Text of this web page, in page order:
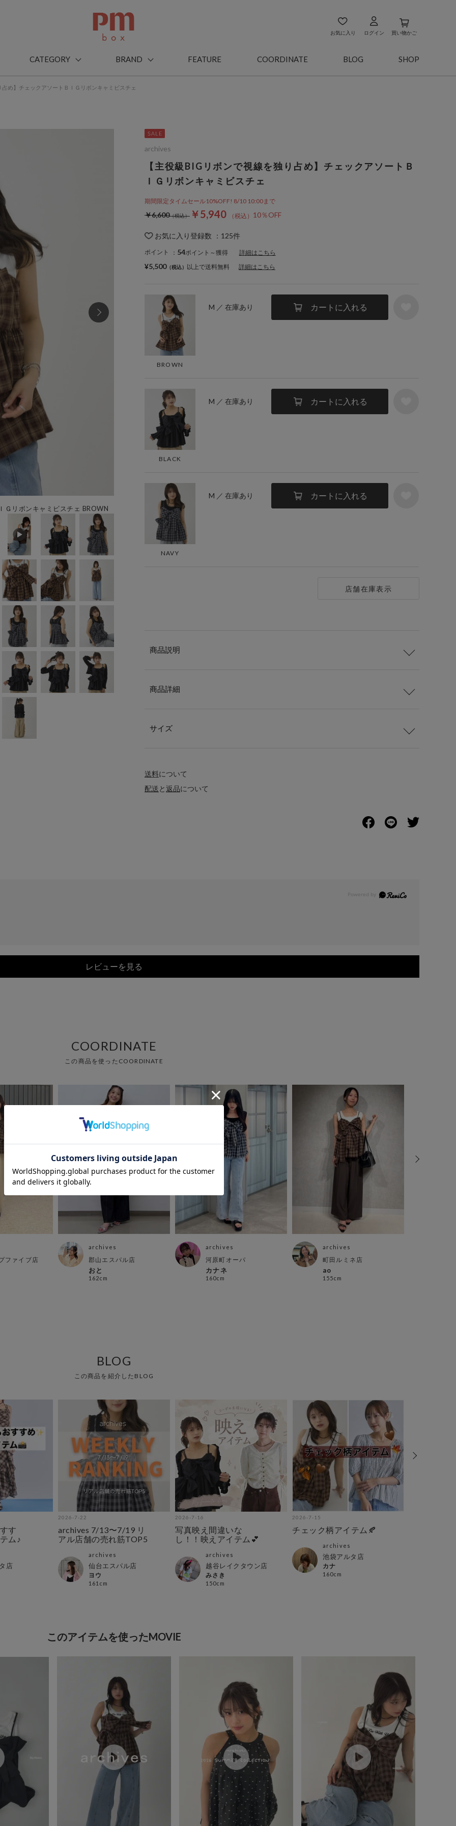
お気に入り ログイン 買い物かご
CATEGORY BRAND FEATURE COORDINATE BLOG SHOP
め】チェックアソートＢＩＧリボンキャミビスチェ
Ｇリボンキャミビスチェ BROWN
【主役級BIGリボンで視線を独り占め】チェックアソートＢ
ＩＧリボンキャミビスチェ
期間限定タイムセール10%OFF! 8/10 10:00まで
￥5,940 10％OFF
￥6,600
お気に入り登録数 ： 125件
ポイント ： 54ポイント～獲得 詳細はこちら
BROWN
M ／ 在庫あり カートに入れる
BLACK
M ／ 在庫あり カートに入れる
NAVY
M ／ 在庫あり カートに入れる
店舗在庫表示
archives
¥5,500 以上で送料無料 詳細はこちら
商品説明
商品詳細
サイズ
送料について
配送と返品について
レビューを見る
COORDINATE
この商品を使ったCOORDINATE
ファイブ店
archives
郡山エスパル店
おと
162cm
archives
河原町オーパ
カナネ
160cm
archives
町田ルミネ店
ao
155cm
BLOG
この商品を紹介したBLOG
す
ム♪
店
2026-7-22
archives 7/13〜7/19 リ
アル店舗の売れ筋TOP5
archives
仙台エスパル店
ヨウ
161cm
2026-7-16
写真映え間違いな
し！！映えアイテム💕
archives
越谷レイクタウン店
みさき
150cm
2026-7-15
チェック柄アイテム🍂
archives
池袋アルタ店
カナ
160cm
このアイテムを使ったMOVIE